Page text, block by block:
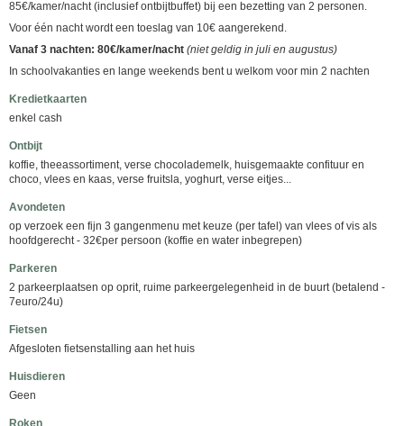
85€/kamer/nacht (inclusief ontbijtbuffet) bij een bezetting van 2 personen.
Voor één nacht wordt een toeslag van 10€ aangerekend.
Vanaf 3 nachten: 80€/kamer/nacht (niet geldig in juli en augustus)
In schoolvakanties en lange weekends bent u welkom voor min 2 nachten
Kredietkaarten
enkel cash
Ontbijt
koffie, theeassortiment, verse chocolademelk, huisgemaakte confituur en
choco, vlees en kaas, verse fruitsla, yoghurt, verse eitjes...
Avondeten
op verzoek een fijn 3 gangenmenu met keuze (per tafel) van vlees of vis als
hoofdgerecht - 32€per persoon (koffie en water inbegrepen)
Parkeren
2 parkeerplaatsen op oprit, ruime parkeergelegenheid in de buurt (betalend -
7euro/24u)
Fietsen
Afgesloten fietsenstalling aan het huis
Huisdieren
Geen
Roken